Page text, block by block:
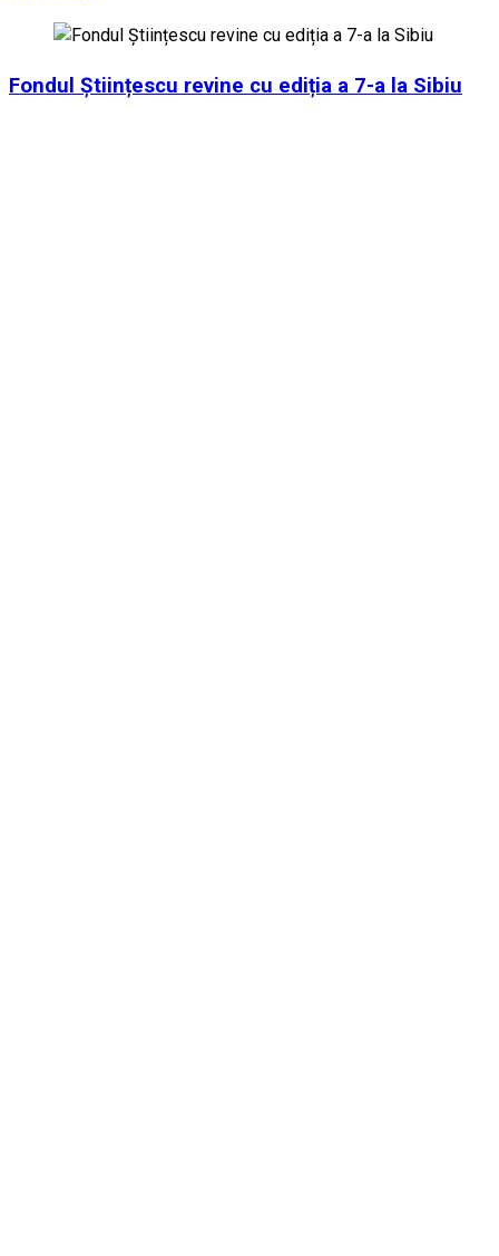
Fondul Științescu revine cu ediția a 7-a la Sibiu